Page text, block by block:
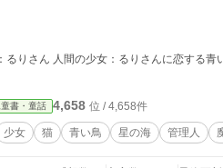
主人公：青い鳥さん 星の海の管理人：白猫さん 少女：るりさん 人
童書・童話 4,658 位 / 4,658件
少女 猫 青い鳥 星の海 管理人